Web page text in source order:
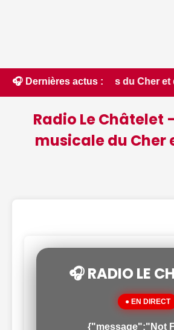
🎧 Dernières actus :
du Cher et de l'Indre
Radio Le Châtelet
musicale du Cher
🎧 RADIO LE
● EN DIRECT
{"message":"Not